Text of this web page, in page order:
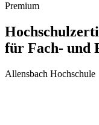
Premium
für Fach- und
Allensbach Hochschule